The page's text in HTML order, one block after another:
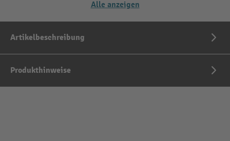
Alle anzeigen
Artikelbeschreibung
Produkthinweise